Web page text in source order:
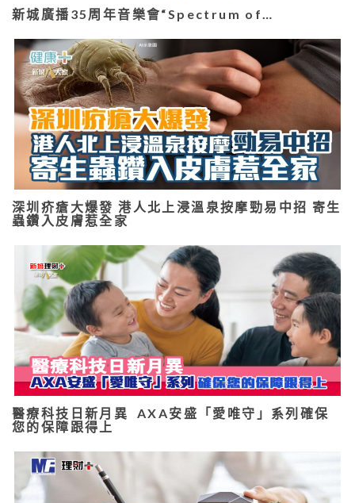
新城廣播35周年音樂會“Spectrum of…
深圳疥瘡大爆發 港人北上浸溫泉按摩勁易中招 寄生
蟲鑽入皮膚惹全家
醫療科技日新月異 AXA安盛「愛唯守」系列確保
您的保障跟得上